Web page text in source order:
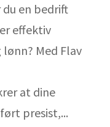
en bedrift
effektiv
Med Flav
at dine
presist,...